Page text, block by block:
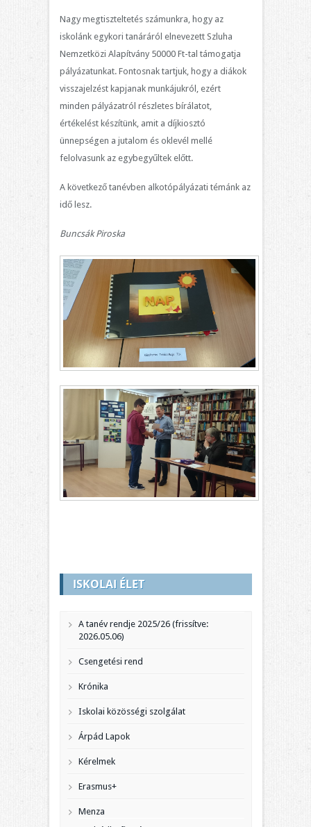
Nagy megtiszteltetés számunkra, hogy az
iskolánk egykori tanáráról elnevezett Szluha
Nemzetközi Alapítvány 50000 Ft-tal támogatja
pályázatunkat. Fontosnak tartjuk, hogy a diákok
visszajelzést kapjanak munkájukról, ezért
minden pályázatról részletes bírálatot,
értékelést készítünk, amit a díjkiosztó
ünnepségen a jutalom és oklevél mellé
felolvasunk az egybegyűltek előtt.
A következő tanévben alkotópályázati témánk az
idő lesz.
Buncsák Piroska
ISKOLAI ÉLET
A tanév rendje 2025/26 (frissítve:
2026.05.06)
Csengetési rend
Krónika
Iskolai közösségi szolgálat
Árpád Lapok
Kérelmek
Erasmus+
Menza